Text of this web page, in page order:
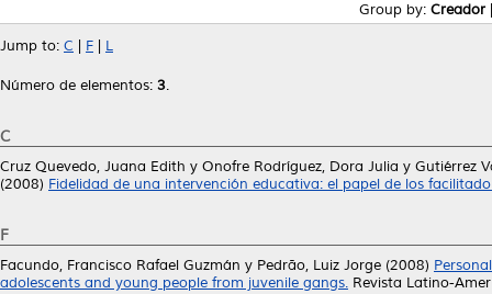
Group by: Creador
Jump to: C F L
Número de elementos: 3.
C
Cruz Quevedo, Juana Edith y Onofre Rodríguez, Dora Julia y Gutiérrez
(2008) Fidelidad de una intervención educativa: el papel de los
F
Facundo, Francisco Rafael Guzmán y Pedrão, Luiz Jorge (2008)
adolescents and young people from juvenile gangs. Revista Latino-